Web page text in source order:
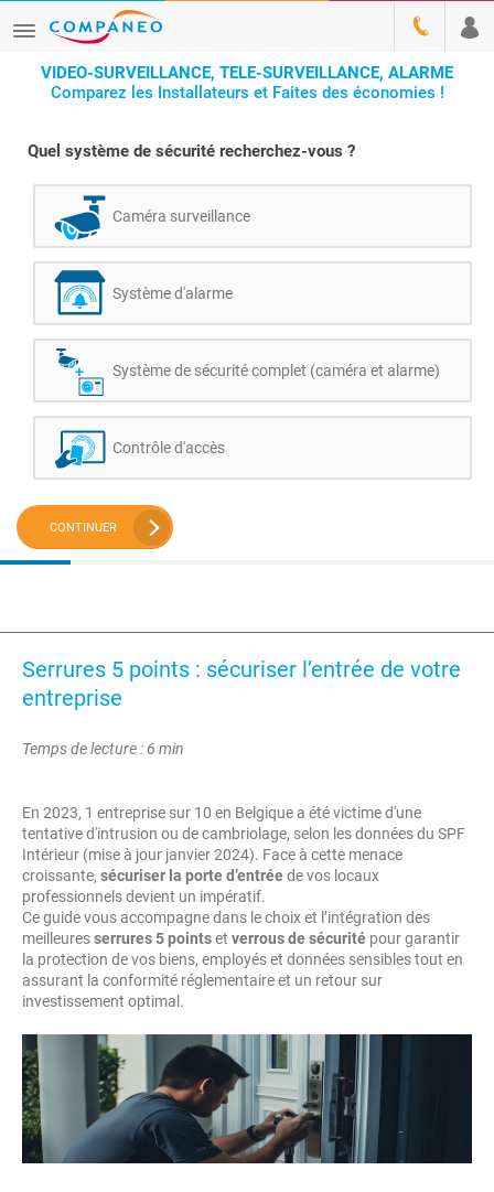
VIDEO-SURVEILLANCE, TELE-SURVEILLANCE, ALARME
Comparez les Installateurs et Faites des économies !
Quel système de sécurité recherchez-vous ?
Caméra surveillance
Système d'alarme
Système de sécurité complet (caméra et alarme)
Contrôle d'accès
CONTINUER
Serrures 5 points : sécuriser l’entrée de votre
entreprise
Temps de lecture : 6 min
En 2023, 1 entreprise sur 10 en Belgique a été victime d'une
tentative d'intrusion ou de cambriolage, selon les données du SPF
Intérieur (mise à jour janvier 2024). Face à cette menace
croissante, sécuriser la porte d’entréede vos locaux
professionnels devient un impératif.
Ce guide vous accompagne dans le choix et l’intégration des
meilleuresserrures 5 pointset verrous de sécurité pour garantir
la protection de vos biens, employés et données sensibles tout en
assurant la conformité réglementaire et un retour sur
investissement optimal.